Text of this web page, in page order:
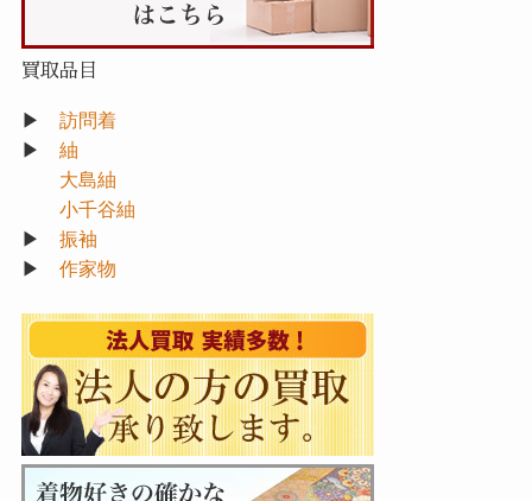
買取品目
▶ 訪問着
▶ 紬
大島紬
小千谷紬
▶ 振袖
▶ 作家物